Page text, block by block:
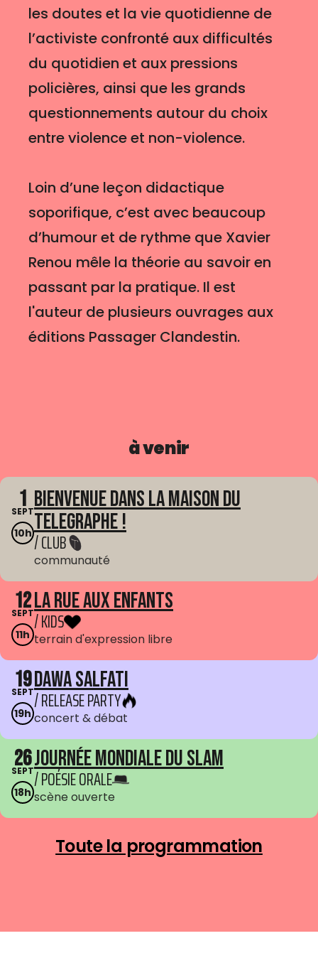
les doutes et la vie quotidienne de
l’activiste confronté aux difficultés
du quotidien et aux pressions
policières, ainsi que les grands
questionnements autour du choix
entre violence et non-violence.
Loin d’une leçon didactique
soporifique, c’est avec beaucoup
d’humour et de rythme que Xavier
Renou mêle la théorie au savoir en
passant par la pratique. Il est
l'auteur de plusieurs ouvrages aux
éditions Passager Clandestin.
à venir
1
SEPT
10h
Bienvenue dans La Maison du
Telegraphe !
/ CLUB
communauté
12
SEPT
11h
La Rue aux enfants
/ KIDS
terrain d'expression libre
19
SEPT
19h
Dawa Salfati
/ RELEASE PARTY
concert & débat
26
SEPT
18h
Journée mondiale du Slam
/ POÉSIE ORALE
scène ouverte
Toute la programmation